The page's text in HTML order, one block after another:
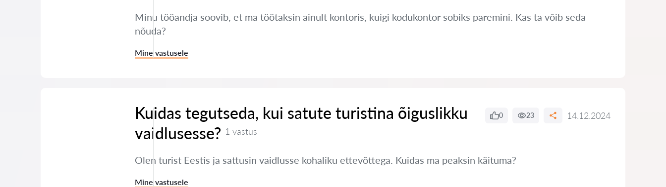
Minu tööandja soovib, et ma töötaksin ainult kontoris, kuigi kodukontor sobiks paremini. Kas ta võib seda
nõuda?
Mine vastusele
Kuidas tegutseda, kui satute turistina õiguslikku
vaidlusesse? 1 vastus
0 23 14.12.2024
Olen turist Eestis ja sattusin vaidlusse kohaliku ettevõttega. Kuidas ma peaksin käituma?
Mine vastusele